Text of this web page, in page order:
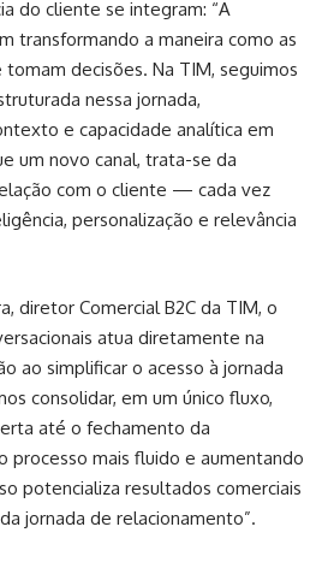
do cliente se integram: “A
transformando a maneira como as
decisões. Na TIM, seguimos
nessa jornada,
e capacidade analítica em
um novo canal, trata-se da
com o cliente — cada vez
personalização e relevância
diretor Comercial B2C da TIM, o
atua diretamente na
ao simplificar o acesso à jornada
consolidar, em um único fluxo,
até o fechamento da
processo mais fluido e aumentando
potencializa resultados comerciais
jornada de relacionamento”.